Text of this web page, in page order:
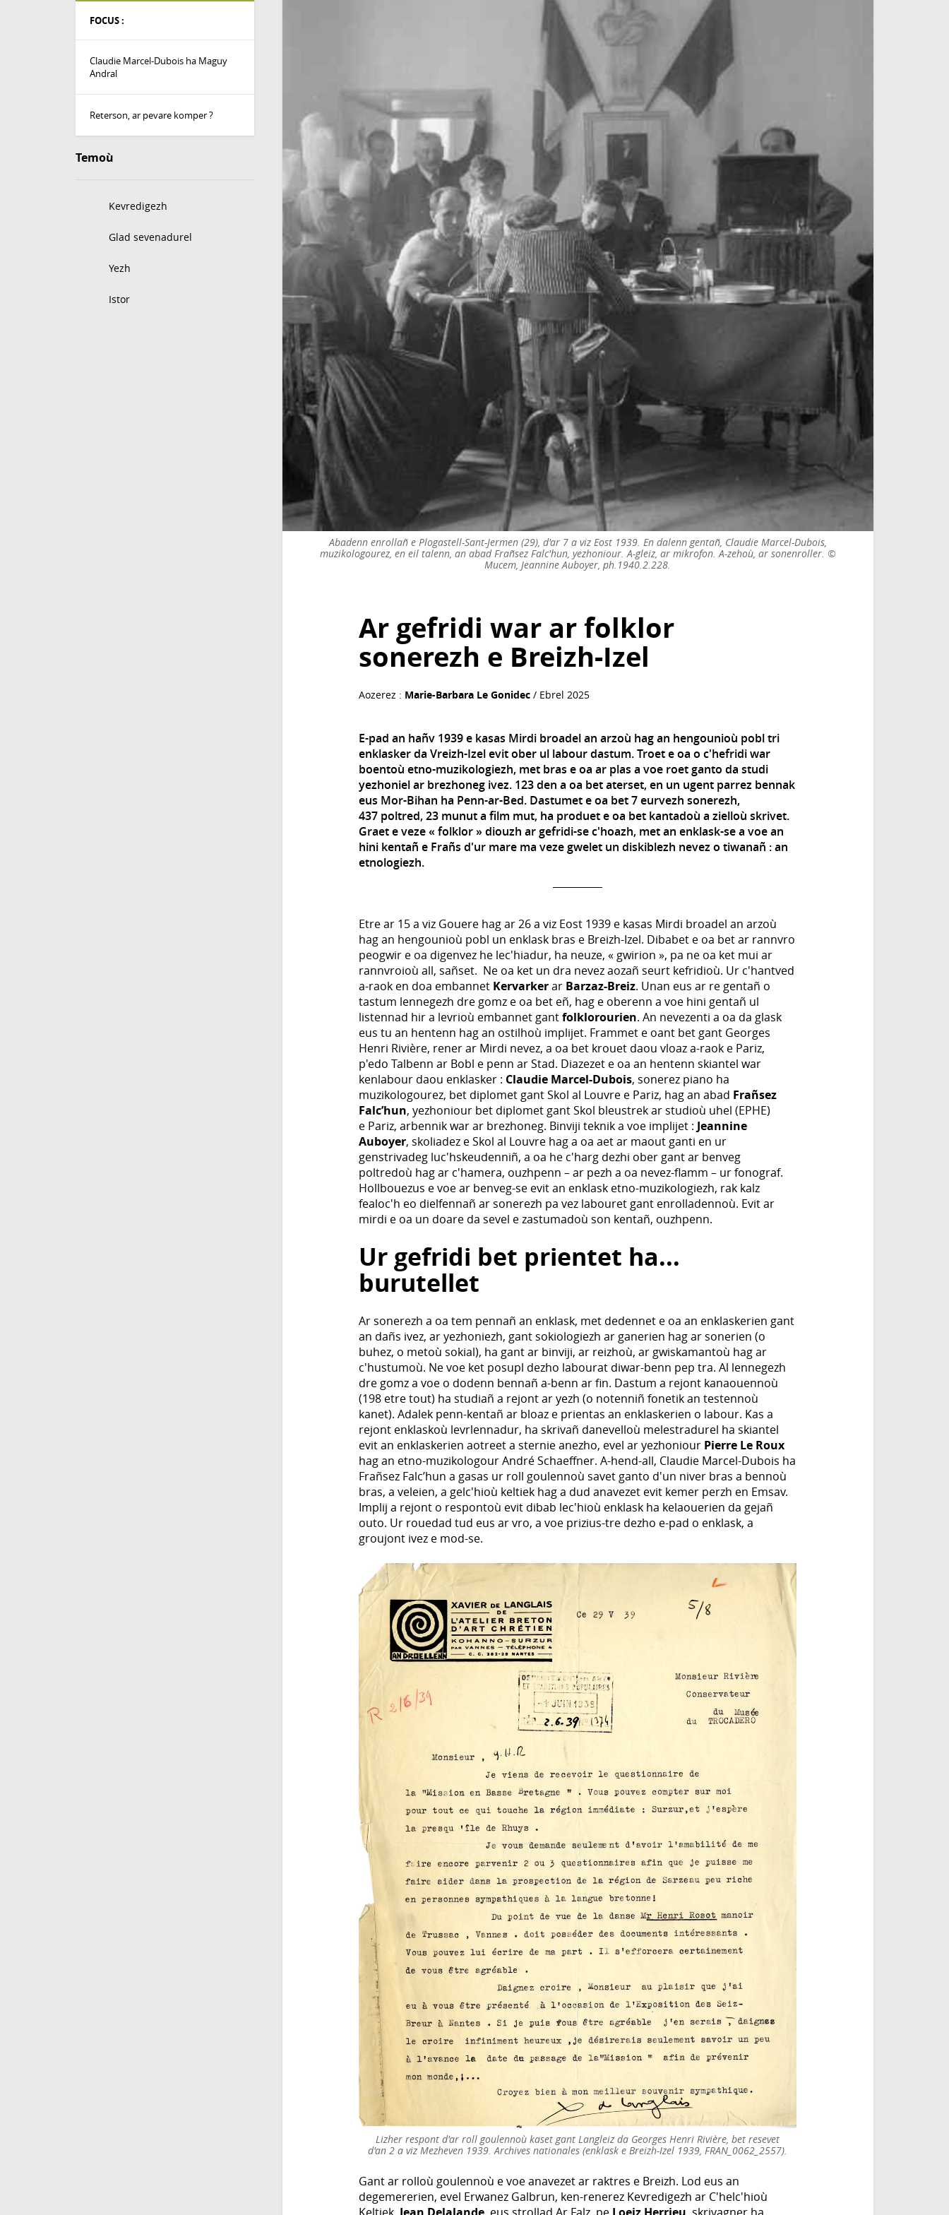
FOCUS :
Claudie Marcel-Dubois ha Maguy
Andral
Reterson, ar pevare komper ?
Temoù
Kevredigezh
Glad sevenadurel
Yezh
Istor
Abadenn enrollañ e Plogastell-Sant-Jermen (29), d'ar 7 a viz Eost 1939. En dalenn gentañ, Claudie Marcel-Dubois,
muzikologourez, en eil talenn, an abad Frañsez Falc'hun, yezhoniour. A-gleiz, ar mikrofon. A-zehoù, ar sonenroller. ©
Mucem, Jeannine Auboyer, ph.1940.2.228.
Ar gefridi war ar folklor
sonerezh e Breizh-Izel
Aozerez : Marie-Barbara Le Gonidec / Ebrel 2025
E-pad an hañv 1939 e kasas Mirdi broadel an arzoù hag an hengounioù pobl tri
enklasker da Vreizh-Izel evit ober ul labour dastum. Troet e oa o c'hefridi war
boentoù etno-muzikologiezh, met bras e oa ar plas a voe roet ganto da studi
yezhoniel ar brezhoneg ivez. 123 den a oa bet aterset, en un ugent parrez bennak
eus Mor-Bihan ha Penn-ar-Bed. Dastumet e oa bet 7 eurvezh sonerezh,
437 poltred, 23 munut a film mut, ha produet e oa bet kantadoù a zielloù skrivet.
Graet e veze « folklor » diouzh ar gefridi-se c'hoazh, met an enklask-se a voe an
hini kentañ e Frañs d'ur mare ma veze gwelet un diskiblezh nevez o tiwanañ : an
etnologiezh.
Etre ar 15 a viz Gouere hag ar 26 a viz Eost 1939 e kasas Mirdi broadel an arzoù
hag an hengounioù pobl un enklask bras e Breizh-Izel. Dibabet e oa bet ar rannvro
peogwir e oa digenvez he lec'hiadur, ha neuze, « gwirion », pa ne oa ket mui ar
rannvroioù all, sañset. Ne oa ket un dra nevez aozañ seurt kefridioù. Ur c'hantved
a-raok en doa embannet Kervarkerar Barzaz-Breiz. Unan eus ar re gentañ o
tastum lennegezh dre gomz e oa bet eñ, hag e oberenn a voe hini gentañ ul
listennad hir a levrioù embannet gantfolklorourien. An nevezenti a oa da glask
eus tu an hentenn hag an ostilhoù implijet. Frammet e oant bet gant Georges
Henri Rivière, rener ar Mirdi nevez, a oa bet krouet daou vloaz a-raok e Pariz,
p'edo Talbenn ar Bobl e penn ar Stad. Diazezet e oa an hentenn skiantel war
kenlabour daou enklasker : Claudie Marcel-Dubois, sonerez piano ha
muzikologourez, bet diplomet gant Skol al Louvre e Pariz, hag an abad Frañsez
Falc’hun, yezhoniour bet diplomet gant Skol bleustrek ar studioù uhel (EPHE)
e Pariz, arbennik war ar brezhoneg. Binviji teknik a voe implijet : Jeannine
Auboyer, skoliadez e Skol al Louvre hag a oa aet ar maout ganti en ur
genstrivadeg luc'hskeudenniñ, a oa he c'harg dezhi ober gant ar benveg
poltredoù hag ar c'hamera, ouzhpenn – ar pezh a oa nevez-flamm – ur fonograf.
Hollbouezus e voe ar benveg-se evit an enklask etno-muzikologiezh, rak kalz
fealoc'h eo dielfennañ ar sonerezh pa vez labouret gant enrolladennoù. Evit ar
mirdi e oa un doare da sevel e zastumadoù son kentañ, ouzhpenn.
Ur gefridi bet prientet ha...
burutellet
Ar sonerezh a oa tem pennañ an enklask, met dedennet e oa an enklaskerien gant
an dañs ivez, ar yezhoniezh, gant sokiologiezh ar ganerien hag ar sonerien (o
buhez, o metoù sokial), ha gant ar binviji, ar reizhoù, ar gwiskamantoù hag ar
c'hustumoù. Ne voe ket posupl dezho labourat diwar-benn pep tra. Al lennegezh
dre gomz a voe o dodenn bennañ a-benn ar fin. Dastum a rejont kanaouennoù
(198 etre tout) ha studiañ a rejont ar yezh (o notenniñ fonetik an testennoù
kanet). Adalek penn-kentañ ar bloaz e prientas an enklaskerien o labour. Kas a
rejont enklaskoù levrlennadur, ha skrivañ danevelloù melestradurel ha skiantel
evit an enklaskerien aotreet a sternie anezho, evel ar yezhoniour Pierre Le Roux
hag an etno-muzikologour André Schaeffner. A-hend-all, Claudie Marcel-Dubois ha
Frañsez Falc’hun a gasas ur roll goulennoù savet ganto d'un niver bras a bennoù
bras, a veleien, a gelc'hioù keltiek hag a dud anavezet evit kemer perzh en Emsav.
Implij a rejont o respontoù evit dibab lec'hioù enklask ha kelaouerien da gejañ
outo. Ur rouedad tud eus ar vro, a voe prizius-tre dezho e-pad o enklask, a
groujont ivez e mod-se.
Lizher respont d'ar roll goulennoù kaset gant Langleiz da Georges Henri Rivière, bet resevet
d'an 2 a viz Mezheven 1939. Archives nationales (enklask e Breizh-Izel 1939, FRAN_0062_2557).
Gant ar rolloù goulennoù e voe anavezet ar raktres e Breizh. Lod eus an
degemererien, evel Erwanez Galbrun, ken-renerez Kevredigezh ar C'helc'hioù
Keltiek, Jean Delalande , eus strollad Ar Falz, pe Loeiz Herrieu , skrivagner ha